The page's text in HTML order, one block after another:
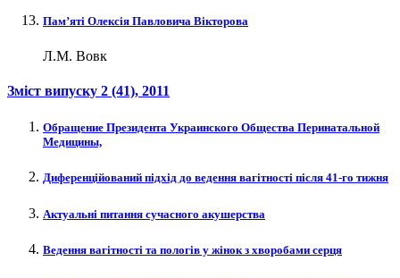
Пам’яті Олексія Павловича Вікторова
Л.М. Вовк
Зміст випуску 2 (41), 2011
Обращение Президента Украинского Общества Перинатальной
Медицины,
Диференційований підхід до ведення вагітності після 41-го тижня
Актуальні питання сучасного акушерства
Ведення вагітності та пологів у жінок з хворобами серця